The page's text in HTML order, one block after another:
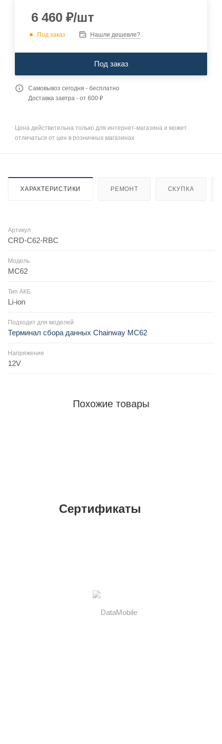
6 460 ₽/шт
Под заказ Нашли дешевле?
Под заказ
Самовывоз сегодня - бесплатно
Доставка завтра - от 600 ₽
Цена действительна только для интернет-магазина и может
отличаться от цен в розничных магазинах
ХАРАКТЕРИСТИКИ РЕМОНТ СКУПКА
Артикул
CRD-C62-RBC
Модель
MC62
Тип АКБ
Li-ion
Подходит для моделей
Терминал сбора данных Chainway MC62
Напряжение
12V
Похожие товары
Сертификаты